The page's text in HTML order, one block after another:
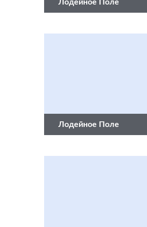
Лодейное Поле
Лодейное Поле